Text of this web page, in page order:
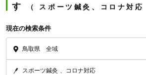
す
スポーツ鍼灸、コロナ対応
現在の検索条件
鳥取県 全域
スポーツ鍼灸 コロナ対応
「健康にはりを見た」